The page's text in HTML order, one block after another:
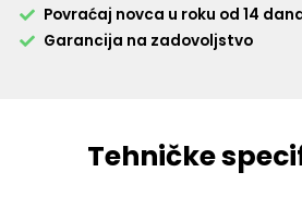
Povraćaj novca u roku od 14
Garancija na zadovoljstvo
Tehničke